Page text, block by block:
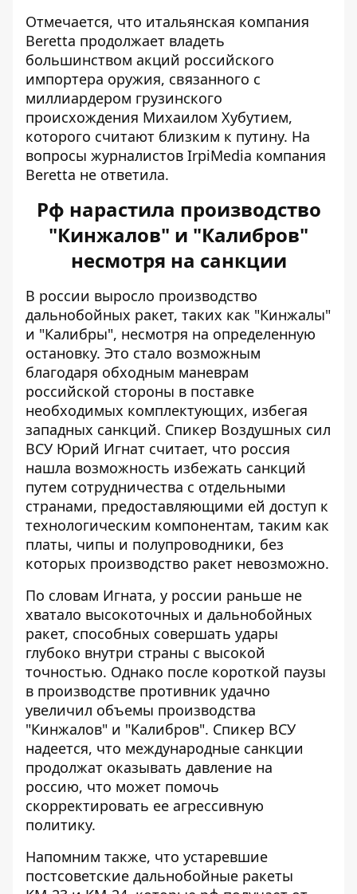
Отмечается, что итальянская компания
Beretta продолжает владеть
большинством акций российского
импортера оружия, связанного с
миллиардером грузинского
происхождения Михаилом Хубутием,
которого считают близким к путину. На
вопросы журналистов IrpiMedia компания
Beretta не ответила.
Рф нарастила производство
"Кинжалов" и "Калибров"
несмотря на санкции
В россии выросло производство
дальнобойных ракет, таких как "Кинжалы"
и "Калибры", несмотря на определенную
остановку. Это стало возможным
благодаря обходным маневрам
российской стороны в поставке
необходимых комплектующих, избегая
западных санкций. Спикер Воздушных сил
ВСУ Юрий Игнат считает, что россия
нашла возможность избежать санкций
путем сотрудничества с отдельными
странами, предоставляющими ей доступ к
технологическим компонентам, таким как
платы, чипы и полупроводники, без
которых производство ракет невозможно.
По словам Игната, у россии раньше не
хватало высокоточных и дальнобойных
ракет, способных совершать удары
глубоко внутри страны с высокой
точностью. Однако после короткой паузы
в производстве противник удачно
увеличил объемы производства
"Кинжалов" и "Калибров". Спикер ВСУ
надеется, что международные санкции
продолжат оказывать давление на
россию, что может помочь
скорректировать ее агрессивную
политику.
Напомним также, что устаревшие
постсоветские дальнобойные ракеты